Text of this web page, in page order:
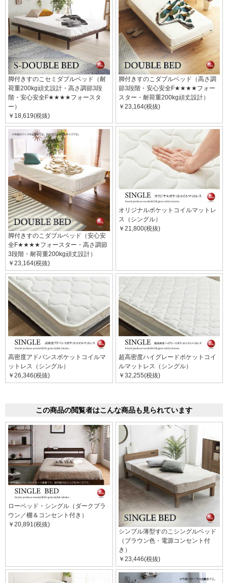
脚付きすのこセミダブルベッド（耐
荷重200kg頑丈設計・高さ調節3段
階・安心安全F★★★★フォースタ
ー）
￥18,619(税抜)
脚付きすのこダブルベッド（高さ調
節3段階・安心安全F★★★★フォー
スター・耐荷重200kg頑丈設計）
￥23,164(税抜)
脚付きすのこダブルベッド（安心安
全F★★★★フォースター・高さ調節
3段階・耐荷重200kg頑丈設計）
￥23,164(税抜)
オリジナルポケットコイルマットレ
ス（シングル）
￥21,800(税抜)
高密度アドバンスポケットコイルマ
ットレス（シングル）
￥26,346(税抜)
超高密度ハイグレードポケットコイ
ルマットレス（シングル）
￥32,255(税抜)
この商品の閲覧者はこんな商品も見られています
ローベッド・シングル（ダークブラ
ウン／棚＆コンセント付き）
￥20,891(税抜)
シンプル薄型すのこシングルベッド
（ブラウン色・電源コンセント付
き）
￥23,446(税抜)